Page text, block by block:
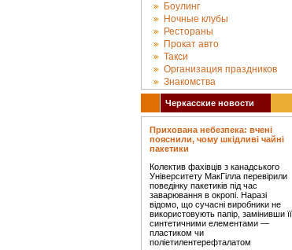
Боулинг
Ночные клубы
Рестораны
Прокат авто
Такси
Организация праздников
Знакомства
Черкасские новости
Прихована небезпека: вчені
пояснили, чому шкідливі чайні
пакетики
Колектив фахівців з канадського
Університету МакГілла перевірили
поведінку пакетиків під час
заварювання в окропі. Наразі
відомо, що сучасні виробники не
використовують папір, замінивши її
синтетичними елементами —
пластиком чи
поліетилентерефталатом